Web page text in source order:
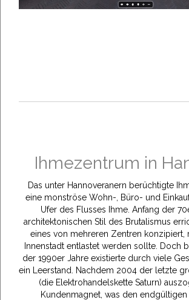
Ihmezentrum in
Das unter Hannoveranern berüchtigte
eine monströse Wohn-, Büro- und
Ufer des Flusses Ihme. Anfang der
architektonischen Stil des Brutalismus
eines von mehreren Zentren konzipiert,
Innenstadt entlastet werden sollte. Doch
der 1990er Jahre existierte durch viele
ein Leerstand. Nachdem 2004 der letzte
(die Elektrohandelskette Saturn)
Kundenmagnet, was den